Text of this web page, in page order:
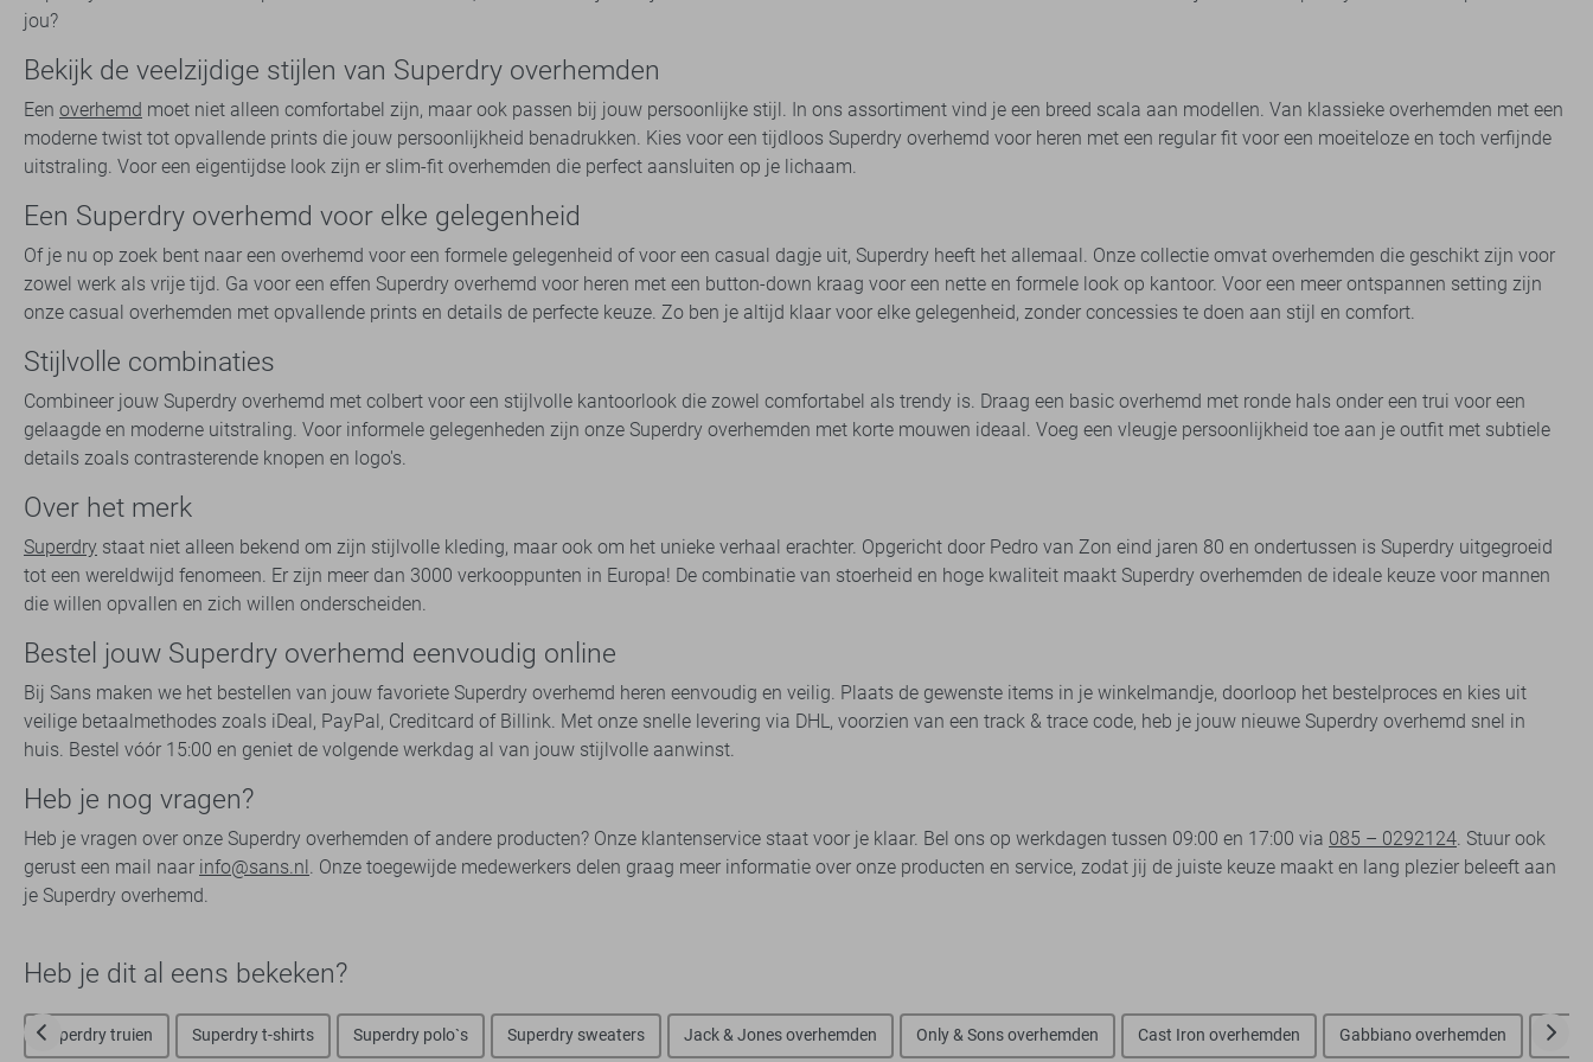
jou?
Bekijk de veelzijdige stijlen van Superdry overhemden
Een overhemd moet niet alleen comfortabel zijn, maar ook passen bij jouw persoonlijke stijl. In ons assortiment vind je een breed scala aan modellen. Van klassieke overhemden met een
moderne twist tot opvallende prints die jouw persoonlijkheid benadrukken. Kies voor een tijdloos Superdry overhemd voor heren met een regular fit voor een moeiteloze en toch verfijnde
uitstraling. Voor een eigentijdse look zijn er slim-fit overhemden die perfect aansluiten op je lichaam.
Een Superdry overhemd voor elke gelegenheid
Of je nu op zoek bent naar een overhemd voor een formele gelegenheid of voor een casual dagje uit, Superdry heeft het allemaal. Onze collectie omvat overhemden die geschikt zijn voor
zowel werk als vrije tijd. Ga voor een effen Superdry overhemd voor heren met een button-down kraag voor een nette en formele look op kantoor. Voor een meer ontspannen setting zijn
onze casual overhemden met opvallende prints en details de perfecte keuze. Zo ben je altijd klaar voor elke gelegenheid, zonder concessies te doen aan stijl en comfort.
Stijlvolle combinaties
Combineer jouw Superdry overhemd met colbert voor een stijlvolle kantoorlook die zowel comfortabel als trendy is. Draag een basic overhemd met ronde hals onder een trui voor een
gelaagde en moderne uitstraling. Voor informele gelegenheden zijn onze Superdry overhemden met korte mouwen ideaal. Voeg een vleugje persoonlijkheid toe aan je outfit met subtiele
details zoals contrasterende knopen en logo's.
Over het merk
Superdry staat niet alleen bekend om zijn stijlvolle kleding, maar ook om het unieke verhaal erachter. Opgericht door Pedro van Zon eind jaren 80 en ondertussen is Superdry uitgegroeid
tot een wereldwijd fenomeen. Er zijn meer dan 3000 verkooppunten in Europa! De combinatie van stoerheid en hoge kwaliteit maakt Superdry overhemden de ideale keuze voor mannen
die willen opvallen en zich willen onderscheiden.
Bestel jouw Superdry overhemd eenvoudig online
Bij Sans maken we het bestellen van jouw favoriete Superdry overhemd heren eenvoudig en veilig. Plaats de gewenste items in je winkelmandje, doorloop het bestelproces en kies uit
veilige betaalmethodes zoals iDeal, PayPal, Creditcard of Billink. Met onze snelle levering via DHL, voorzien van een track & trace code, heb je jouw nieuwe Superdry overhemd snel in
huis. Bestel vóór 15:00 en geniet de volgende werkdag al van jouw stijlvolle aanwinst.
Heb je nog vragen?
Heb je vragen over onze Superdry overhemden of andere producten? Onze klantenservice staat voor je klaar. Bel ons op werkdagen tussen 09:00 en 17:00 via 085 – 0292124. Stuur ook
gerust een mail naar info@sans.nl. Onze toegewijde medewerkers delen graag meer informatie over onze producten en service, zodat jij de juiste keuze maakt en lang plezier beleeft aan
je Superdry overhemd.
Heb je dit al eens bekeken?
Superdry truien Superdry t-shirts Superdry polo`s Superdry sweaters Jack & Jones overhemden Only & Sons overhemden Cast Iron overhemden Gabbiano overhemden NO-